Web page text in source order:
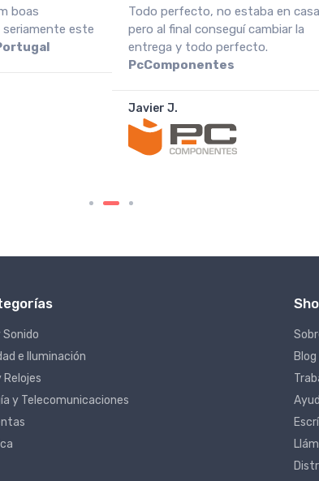
boas
este
Todo perfecto, no estaba en casa
pero al final conseguí cambiar la
entrega y todo perfecto.
PcComponentes
Javier J.
Sonido
e Iluminación
y Telecomunicaciones
Blog